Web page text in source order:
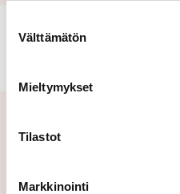
valinta
Välttämätön
Mieltymykset
Tilastot
Markkinointi
Aiheeseen